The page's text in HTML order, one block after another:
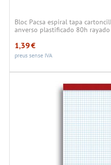
Bloc Pacsa espiral tapa
anverso plastificado 80h
1,39€
preus sense IVA